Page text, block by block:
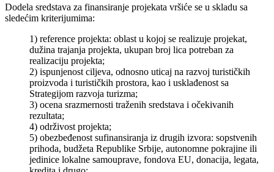
Dodela sredstava za finansiranje projekata vršiće se u skladu sa
sledećim kriterijumima:
1) reference projekta: oblast u kojoj se realizuje projekat,
dužina trajanja projekta, ukupan broj lica potreban za
realizaciju projekta;
2) ispunjenost ciljeva, odnosno uticaj na razvoj turističkih
proizvoda i turističkih prostora, kao i usklađenost sa
Strategijom razvoja turizma;
3) ocena srazmernosti traženih sredstava i očekivanih
rezultata;
4) održivost projekta;
5) obezbeđenost sufinansiranja iz drugih izvora: sopstvenih
prihoda, budžeta Republike Srbije, autonomne pokrajine ili
jedinice lokalne samouprave, fondova EU, donacija, legata,